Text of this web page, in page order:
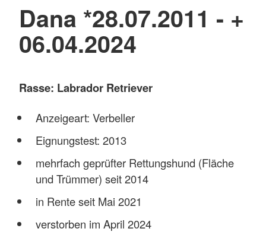
Dana *28.07.2011 - +
06.04.2024
Rasse: Labrador Retriever
Anzeigeart: Verbeller
Eignungstest: 2013
mehrfach geprüfter Rettungshund (Fläche
und Trümmer) seit 2014
in Rente seit Mai 2021
verstorben im April 2024